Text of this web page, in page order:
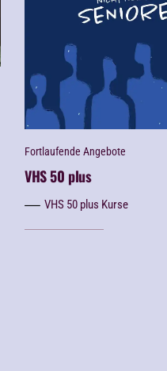
Fortlaufende Angebote
VHS 50 plus
VHS 50 plus Kurse